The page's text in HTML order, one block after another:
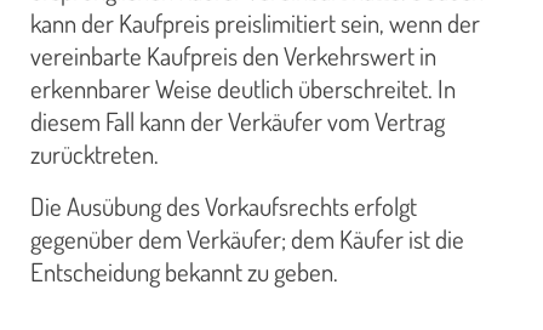
kann der Kaufpreis preislimitiert sein, wenn der
vereinbarte Kaufpreis den Verkehrswert in
erkennbarer Weise deutlich überschreitet. In
diesem Fall kann der Verkäufer vom Vertrag
zurücktreten.
Die Ausübung des Vorkaufsrechts erfolgt
gegenüber dem Verkäufer; dem Käufer ist die
Entscheidung bekannt zu geben.